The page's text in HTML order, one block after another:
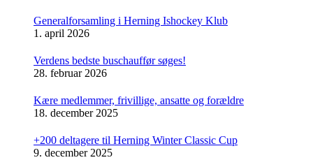
Generalforsamling i Herning Ishockey Klub
1. april 2026
Verdens bedste buschauffør søges!
28. februar 2026
Kære medlemmer, frivillige, ansatte og forældre
18. december 2025
+200 deltagere til Herning Winter Classic Cup
9. december 2025